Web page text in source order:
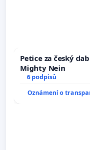
Petice za český
Mighty Nein
6 podpisů
Oznámení o